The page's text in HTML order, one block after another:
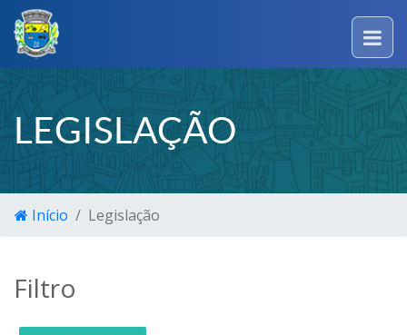
LEGISLAÇÃO
Início Legislação
Filtro